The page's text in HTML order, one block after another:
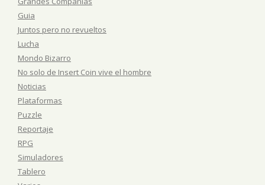
Guia
Juntos pero no revueltos
Lucha
Mondo Bizarro
No solo de Insert Coin vive el hombre
Noticias
Plataformas
Puzzle
Reportaje
RPG
Simuladores
Tablero